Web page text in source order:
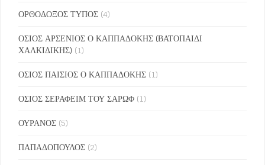
ΟΡΘΟΔΟΞΟΣ ΤΥΠΟΣ (4)
ΟΣΙΟΣ ΑΡΣΕΝΙΟΣ Ο ΚΑΠΠΑΔΟΚΗΣ (ΒΑΤΟΠΑΙΔΙ
ΧΑΛΚΙΔΙΚΗΣ) (1)
ΟΣΙΟΣ ΠΑΙΣΙΟΣ Ο ΚΑΠΠΑΔΟΚΗΣ (1)
ΟΣΙΟΣ ΣΕΡΑΦΕΙΜ ΤΟΥ ΣΑΡΩΦ (1)
ΟΥΡΑΝΟΣ (5)
ΠΑΠΑΔΟΠΟΥΛΟΣ (2)